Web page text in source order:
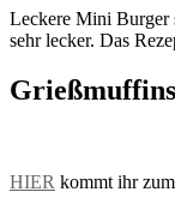
Leckere Mini Burger
sehr lecker. Das
Grießmuffins
HIER kommt ihr